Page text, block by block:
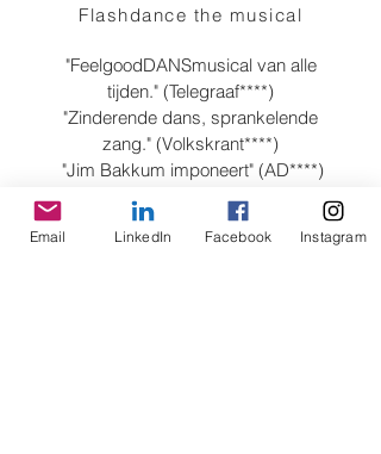
Flashdance the musical
"FeelgoodDANSmusical van alle
tijden." (Telegraaf****)
"Zinderende dans, sprankelende
zang." (Volkskrant****)
"Jim Bakkum imponeert" (AD****)
"Staande ovatie." (Dagblad van het
Noorden****)
"Anouk Maas blaast de zaal
Email LinkedIn Facebook Instagram